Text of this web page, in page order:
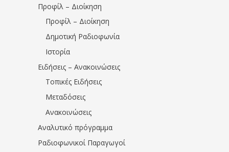
Προφίλ – Διοίκηση
Προφίλ – Διοίκηση
Δημοτική Ραδιοφωνία
Ιστορία
Ειδήσεις – Ανακοινώσεις
Τοπικές Ειδήσεις
Μεταδόσεις
Ανακοινώσεις
Αναλυτικό πρόγραμμα
Ραδιοφωνικοί Παραγωγοί